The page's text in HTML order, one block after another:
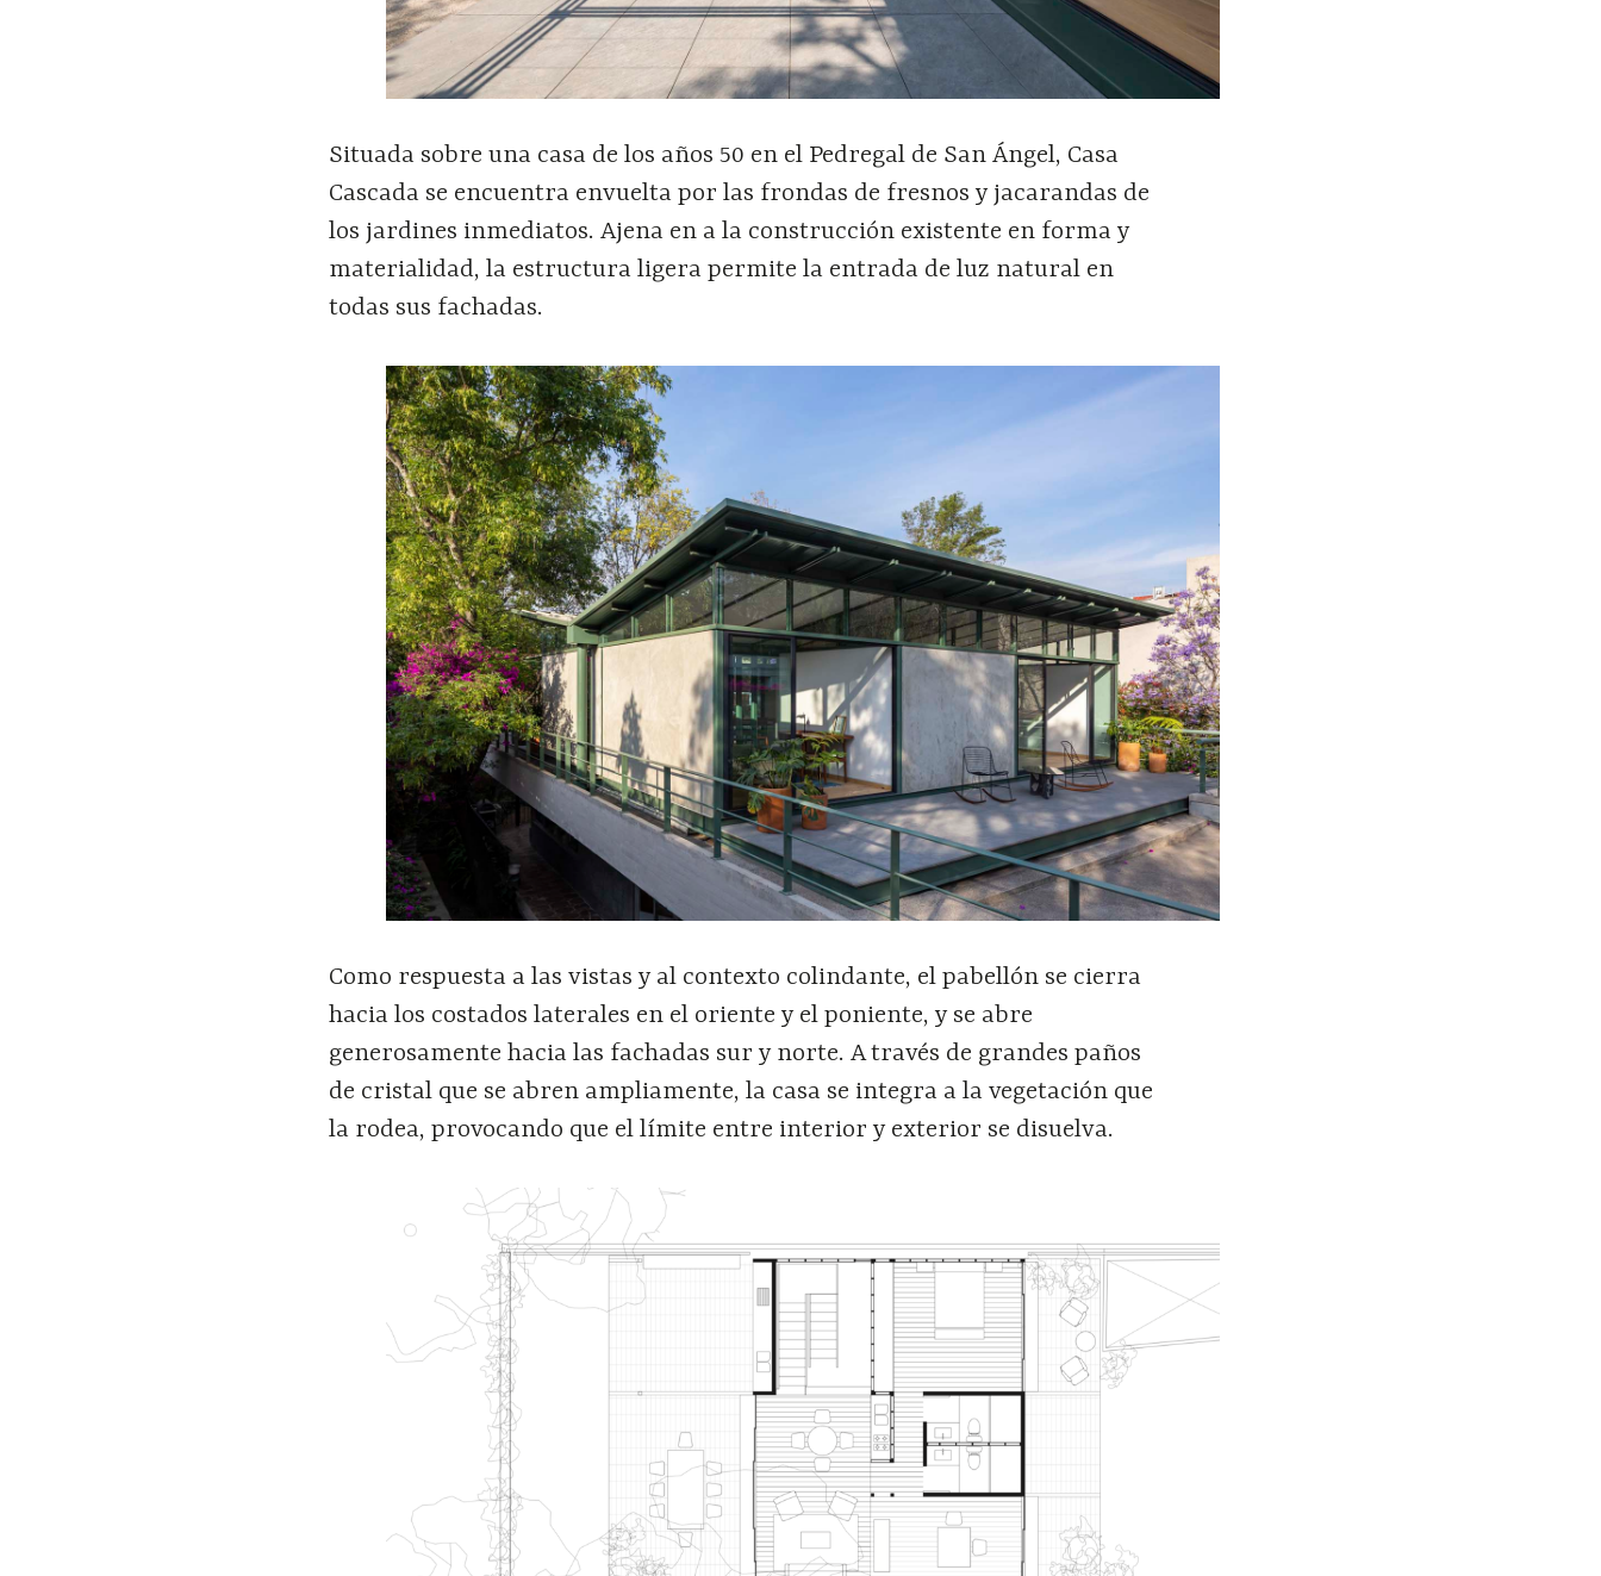
Situada sobre una casa de los años 50 en el Pedregal de San Ángel, Casa
Cascada se encuentra envuelta por las frondas de fresnos y jacarandas de
los jardines inmediatos. Ajena en a la construcción existente en forma y
materialidad, la estructura ligera permite la entrada de luz natural en
todas sus fachadas.
Como respuesta a las vistas y al contexto colindante, el pabellón se cierra
hacia los costados laterales en el oriente y el poniente, y se abre
generosamente hacia las fachadas sur y norte. A través de grandes paños
de cristal que se abren ampliamente, la casa se integra a la vegetación que
la rodea, provocando que el límite entre interior y exterior se disuelva.